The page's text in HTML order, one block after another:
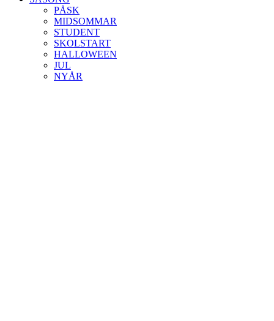
PÅSK
MIDSOMMAR
STUDENT
SKOLSTART
HALLOWEEN
JUL
NYÅR